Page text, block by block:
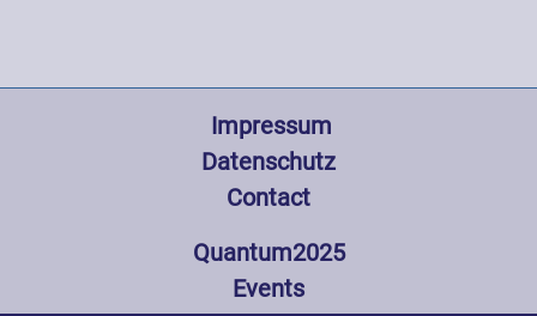
Impressum
Datenschutz
Contact
Hauptnavigation
Quantum2025
Events